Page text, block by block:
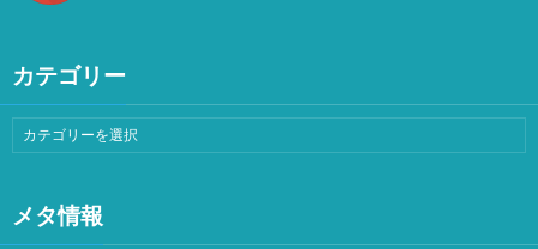
カテゴリー
メタ情報